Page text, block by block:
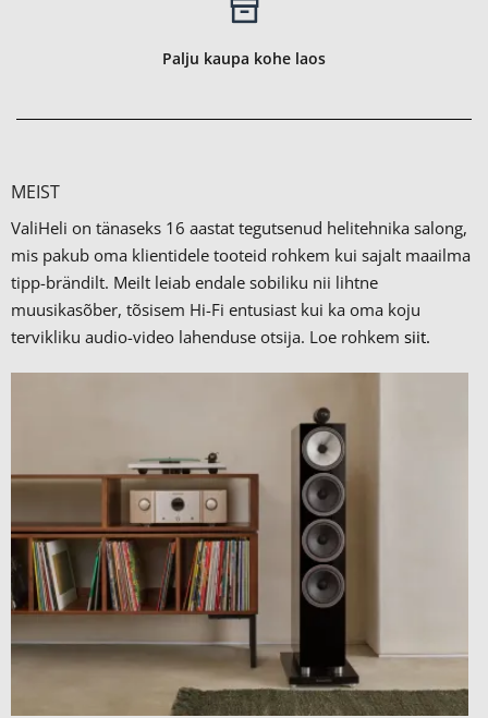
Palju kaupa kohe laos
MEIST
ValiHeli on tänaseks 16 aastat tegutsenud helitehnika salong,
mis pakub oma klientidele tooteid rohkem kui sajalt maailma
tipp-brändilt. Meilt leiab endale sobiliku nii lihtne
muusikasõber, tõsisem Hi-Fi entusiast kui ka oma koju
tervikliku audio-video lahenduse otsija. Loe rohkem siit.